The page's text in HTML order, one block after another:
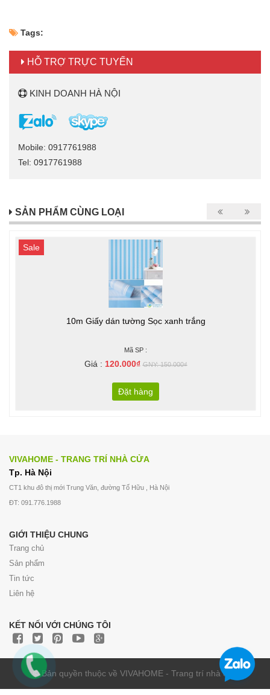
Tags:
HỖ TRỢ TRỰC TUYẾN
KINH DOANH HÀ NỘI
Mobile: 0917761988
Tel: 0917761988
SẢN PHẨM CÙNG LOẠI
Sale
10m Giấy dán tường Sọc xanh trắng
Mã SP :
Giá : 120.000₫GNY: 150.000₫
Đặt hàng
VIVAHOME - TRANG TRÍ NHÀ CỬA
Tp. Hà Nội
CT1 khu đô thị mới Trung Văn, đường Tố Hữu , Hà Nội
ĐT: 091.776.1988
GIỚI THIỆU CHUNG
Trang chủ
Sản phẩm
Tin tức
Liên hệ
KẾT NỐI VỚI CHÚNG TÔI
© Bản quyền thuộc về VIVAHOME - Trang trí nhà cửa